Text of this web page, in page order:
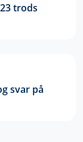
trods
svar på